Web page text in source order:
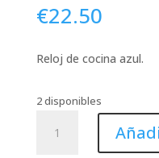
€22.50
Reloj de cocina azul.
2 disponibles
cocina